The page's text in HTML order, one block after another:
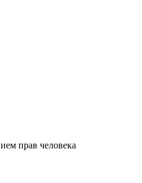
прав человека